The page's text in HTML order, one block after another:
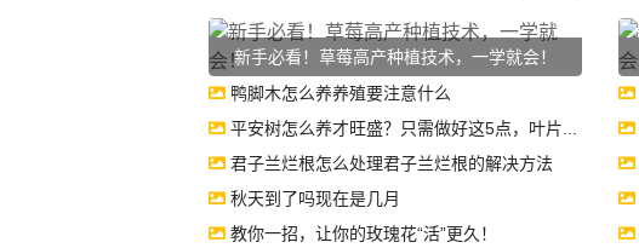
新手必看！草莓高产种植技术，一学就会！
鸭脚木怎么养养殖要注意什么
平安树怎么养才旺盛？只需做好这5点，叶片...
君子兰烂根怎么处理君子兰烂根的解决方法
秋天到了吗现在是几月
教你一招，让你的玫瑰花“活”更久！